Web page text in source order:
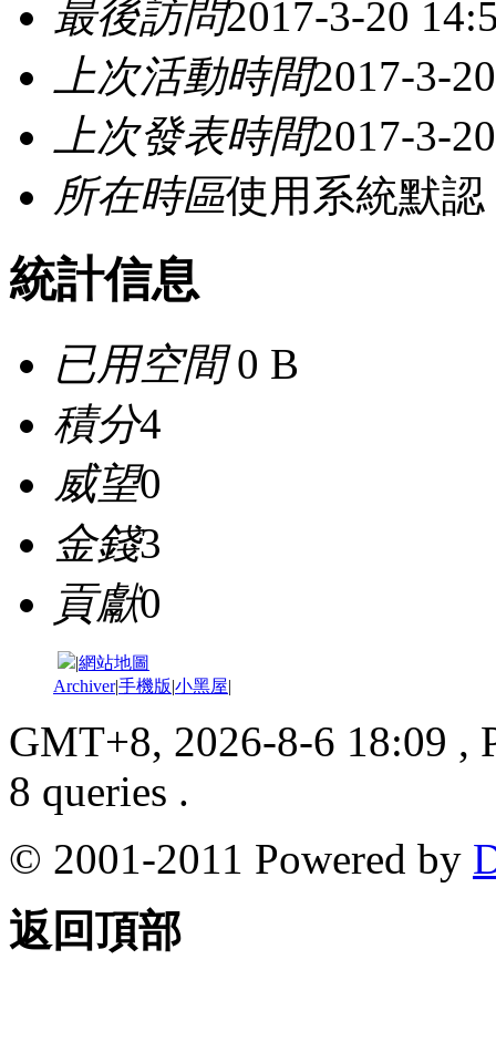
最後訪問2017-3-20
上次活動時間2017-3-
上次發表時間2017-3-
所在時區使用系統默認
統計信息
已用空間0 B
積分4
威望0
金錢3
貢獻0
|網站地圖
Archiver|手機版|小黑屋|
GMT+8, 2026-8-6 18:09 ,
8 queries .
© 2001-2011 Powered by
返回頂部